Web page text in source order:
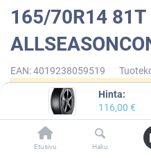
Hinta:
116,00 €
Etusivu Haku
165/70R14 81T
EAN:4019238059519
Tällä tuotteella ei ole
CONTINENTAL